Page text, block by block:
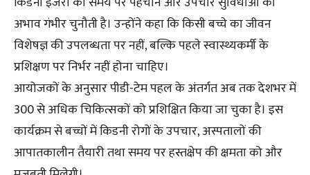
अभाव गंभीर चुनौती है। उन्होंने कहा कि किसी बच्चे का जीवन
विशेषज्ञ की उपलब्धता पर नहीं, बल्कि पहले स्वास्थ्यकर्मी के
प्रशिक्षण पर निर्भर नहीं होना चाहिए।
आयोजकों के अनुसार पीडी-टेम पहल के अंतर्गत अब तक देशभर में
300 से अधिक चिकित्सकों को प्रशिक्षित किया जा चुका है। इस
कार्यक्रम से बच्चों में किडनी रोगों के उपचार, अस्पतालों की
आपातकालीन तैयारी तथा समय पर हस्तक्षेप की क्षमता को और